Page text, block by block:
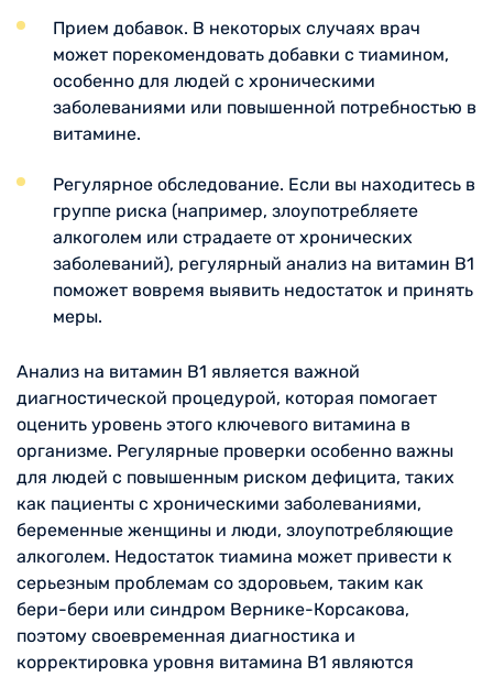
Прием добавок. В некоторых случаях врач
может порекомендовать добавки с тиамином,
особенно для людей с хроническими
заболеваниями или повышенной потребностью в
витамине.
Регулярное обследование. Если вы находитесь в
группе риска (например, злоупотребляете
алкоголем или страдаете от хронических
заболеваний), регулярный анализ на витамин B1
поможет вовремя выявить недостаток и принять
меры.
Анализ на витамин B1 является важной
диагностической процедурой, которая помогает
оценить уровень этого ключевого витамина в
организме. Регулярные проверки особенно важны
для людей с повышенным риском дефицита, таких
как пациенты с хроническими заболеваниями,
беременные женщины и люди, злоупотребляющие
алкоголем. Недостаток тиамина может привести к
серьезным проблемам со здоровьем, таким как
бери-бери или синдром Вернике-Корсакова,
поэтому своевременная диагностика и
корректировка уровня витамина B1 являются